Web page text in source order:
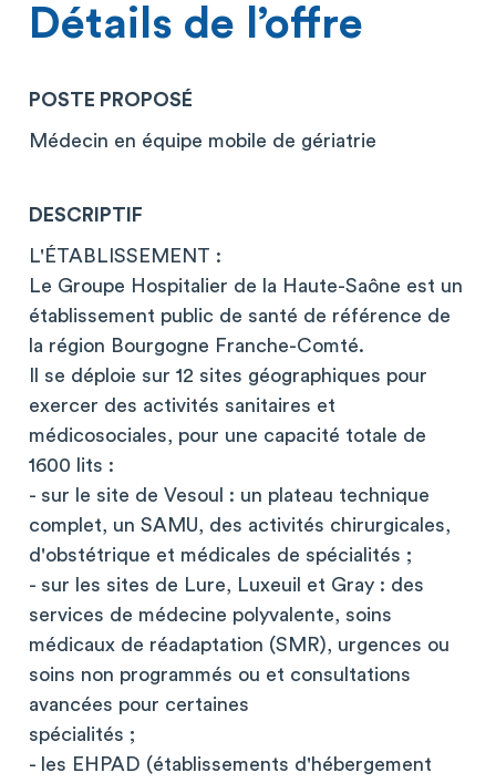
Détails de l’offre
POSTE PROPOSÉ
Médecin en équipe mobile de gériatrie
DESCRIPTIF
L'ÉTABLISSEMENT :
Le Groupe Hospitalier de la Haute-Saône est un
établissement public de santé de référence de
la région Bourgogne Franche-Comté.
Il se déploie sur 12 sites géographiques pour
exercer des activités sanitaires et
médicosociales, pour une capacité totale de
1600 lits :
- sur le site de Vesoul : un plateau technique
complet, un SAMU, des activités chirurgicales,
d'obstétrique et médicales de spécialités ;
- sur les sites de Lure, Luxeuil et Gray : des
services de médecine polyvalente, soins
médicaux de réadaptation (SMR), urgences ou
soins non programmés ou et consultations
avancées pour certaines
spécialités ;
- les EHPAD (établissements d'hébergement